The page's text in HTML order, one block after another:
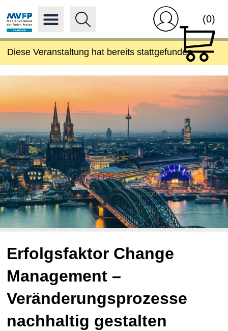
(0)
Diese Veranstaltung hat bereits stattgefunden.
Erfolgsfaktor Change
Management –
Veränderungsprozesse
nachhaltig gestalten